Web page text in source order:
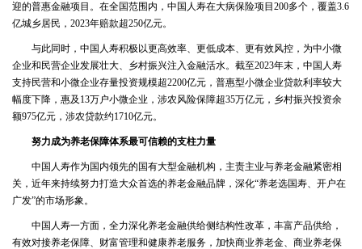
迎的普惠金融项目。在全国范围内，中国人寿在大病保险项目200多个，覆盖3.6
亿城乡居民，2023年赔款超250亿元。
与此同时，中国人寿积极以更高效率、更低成本、更有效风控，为中小微
企业和民营企业发展壮大、乡村振兴注入金融活水。截至2023年末，中国人寿
支持民营和小微企业存量投资规模超2200亿元，普惠型小微企业贷款利率较大
幅度下降，惠及13万户小微企业，涉农风险保障超35万亿元，乡村振兴投资余
额975亿元，涉农贷款约1710亿元。
努力成为养老保障体系最可信赖的支柱力量
中国人寿作为国内领先的国有大型金融机构，主责主业与养老金融紧密相
关，近年来持续努力打造大众首选的养老金融品牌，深化“养老选国寿、开户在
广发”的市场形象。
中国人寿一方面，全力深化养老金融供给侧结构性改革，丰富产品供给，
有效对接养老保障、财富管理和健康养老服务，加快商业养老金、商业养老保